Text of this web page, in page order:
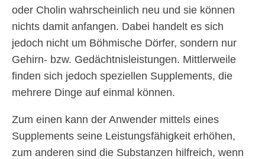
oder Cholin wahrscheinlich neu und sie können
nichts damit anfangen. Dabei handelt es sich
jedoch nicht um Böhmische Dörfer, sondern nur
Gehirn- bzw. Gedächtnisleistungen. Mittlerweile
finden sich jedoch speziellen Supplements, die
mehrere Dinge auf einmal können.
Zum einen kann der Anwender mittels eines
Supplements seine Leistungsfähigkeit erhöhen,
zum anderen sind die Substanzen hilfreich, wenn